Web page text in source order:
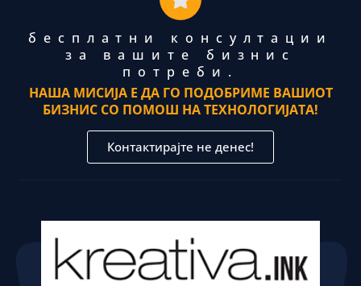
бесплатни консултации
за вашите бизнис
потреби.
НАША МИСИЈА Е ДА ГО ПОДОБРИМЕ ВАШИОТ
БИЗНИС СО ПОМОШ НА ТЕХНОЛОГИЈАТА!
Контактирајте не денес!